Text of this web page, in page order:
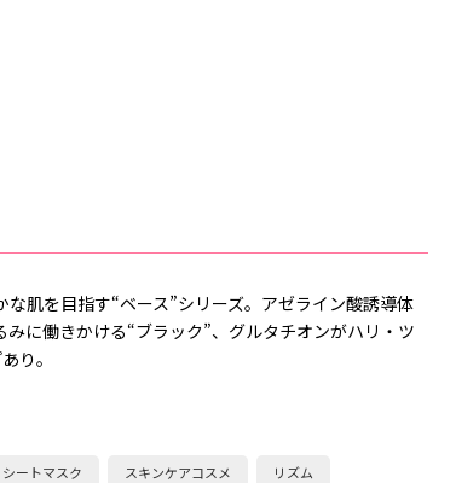
肌を目指す“ベース”シリーズ。アゼライン酸誘導体
に働きかける“ブラック”、グルタチオンがハリ・ツ
り。
シートマスク スキンケアコスメ リズム